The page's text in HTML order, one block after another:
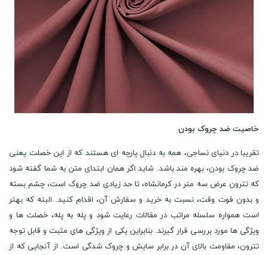
خاصیت ضد چروک بودن
تقریبا در دنیای نساجی، همه به دنبال پارچه ای هستند که از این خصلت یعنی
ضد چروک بودن، بهره مند باشد. شاید اگر همان ابتدای متن به شما گفته شود
که تترون عرض سه متر در کرمانشاه، تا حد زیادی ضد چروک است، چشم بسته
و بدون فوت وقت، نسبت به خرید و سفارش آن، اقدام کنید. البته که بهتر
است همواره سلسله مراتب در مقالات رعایت شود و پله به پله، خصلت ها و
ویژگی ها مورد بررسی قرار گیرند. بنابراین یکی از ویژگی ‌های مثبت و قابل توجه
تترون، مقاومت بالای آن در برابر سایش و چروک شدگی است. از آنجایی که از